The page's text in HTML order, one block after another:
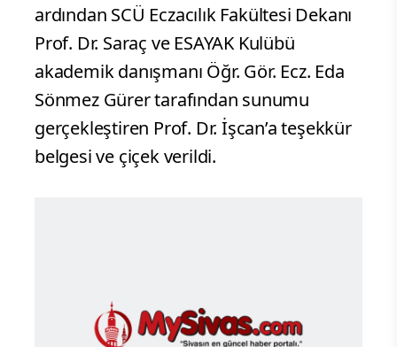
ardından SCÜ Eczacılık Fakültesi Dekanı
Prof. Dr. Saraç ve ESAYAK Kulübü
akademik danışmanı Öğr. Gör. Ecz. Eda
Sönmez Gürer tarafından sunumu
gerçekleştiren Prof. Dr. İşcan’a teşekkür
belgesi ve çiçek verildi.